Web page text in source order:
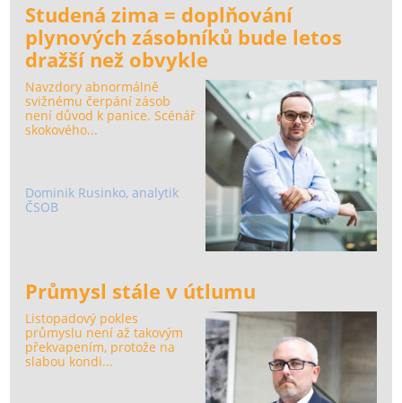
Studená zima = doplňování
plynových zásobníků bude letos
dražší než obvykle
Navzdory abnormálně
svižnému čerpání zásob
není důvod k panice. Scénář
skokového...
Dominik Rusinko, analytik
ČSOB
Průmysl stále v útlumu
Listopadový pokles
průmyslu není až takovým
překvapením, protože na
slabou kondi...